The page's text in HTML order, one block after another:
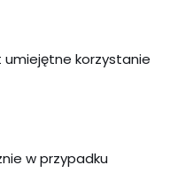
umiejętne korzystanie
w przypadku